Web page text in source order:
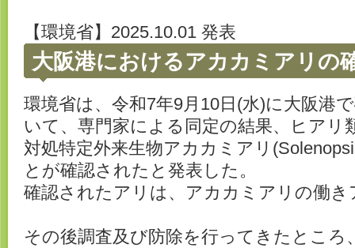
【環境省】2025.10.01 発表
大阪港におけるアカカミアリの
環境省は、令和7年9月10日(水)に大阪港
いて、専門家による同定の結果、ヒアリ
対処特定外来生物アカカミアリ
とが確認されたと発表した。
確認されたアリは、アカカミアリの働き
その後調査及び防除を行ってきたところ